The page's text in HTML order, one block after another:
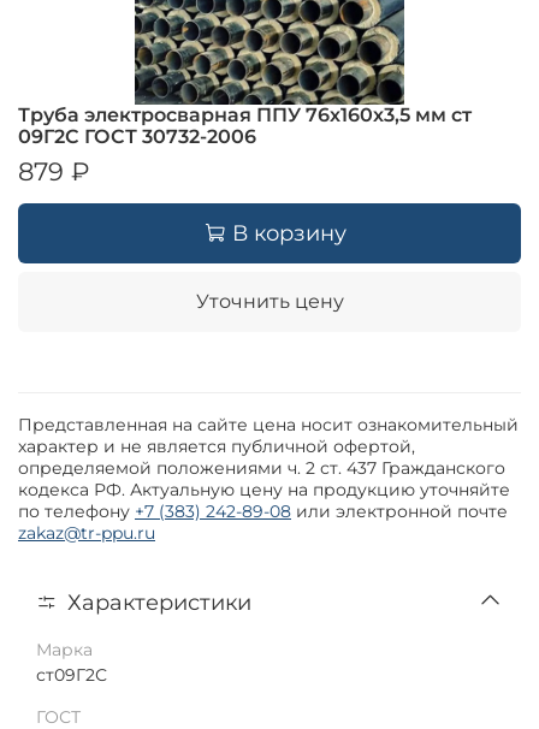
Труба электросварная ППУ 76х160х3,5 мм ст
09Г2С ГОСТ 30732-2006
879 ₽
В корзину
Уточнить цену
Представленная на сайте цена носит ознакомительный
характер и не является публичной офертой,
определяемой положениями ч. 2 ст. 437 Гражданского
кодекса РФ. Актуальную цену на продукцию уточняйте
по телефону +7 (383) 242-89-08 или электронной почте
zakaz@tr-ppu.ru
Характеристики
Марка
ст09Г2С
ГОСТ